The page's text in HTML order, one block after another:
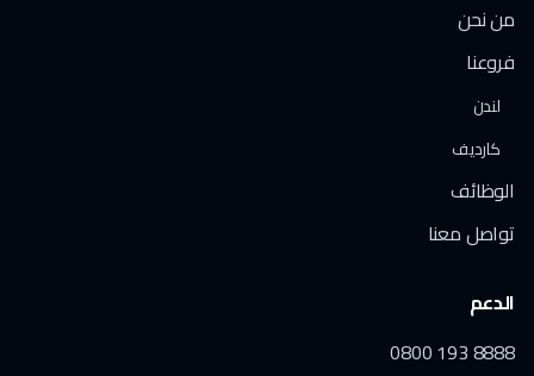
من نحن
فروعنا
لندن
كارديف
الوظائف
تواصل معنا
الدعم
0800 193 8888